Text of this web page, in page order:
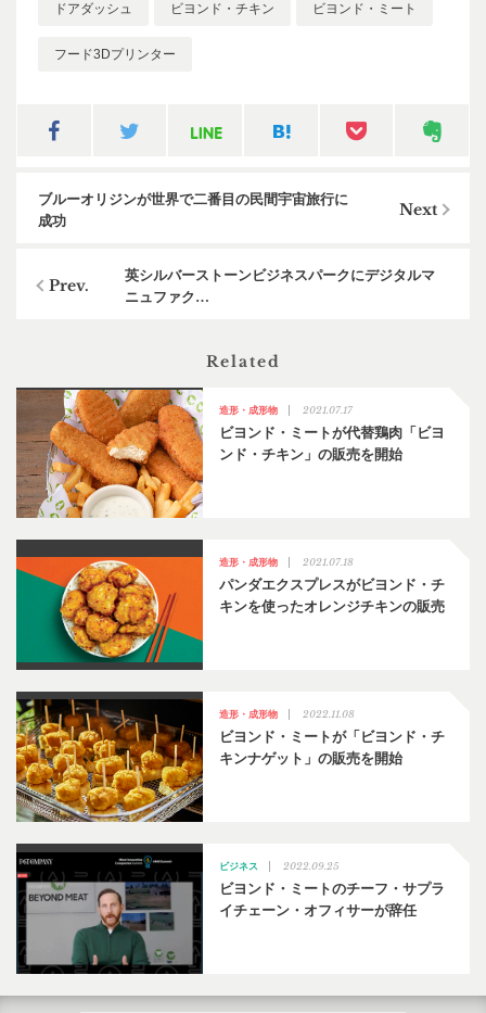
ドアダッシュ ビヨンド・チキン ビヨンド・ミート
フード3Dプリンター
ブルーオリジンが世界で二番目の民間宇宙旅行に
成功
英シルバーストーンビジネスパークにデジタルマ
ニュファク…
Related
造形・成形物 2021.07.17
ビヨンド・ミートが代替鶏肉「ビヨ
ンド・チキン」の販売を開始
造形・成形物 2021.07.18
パンダエクスプレスがビヨンド・チ
キンを使ったオレンジチキンの販売
造形・成形物 2022.11.08
ビヨンド・ミートが「ビヨンド・チ
キンナゲット」の販売を開始
ビジネス 2022.09.25
ビヨンド・ミートのチーフ・サプラ
イチェーン・オフィサーが辞任